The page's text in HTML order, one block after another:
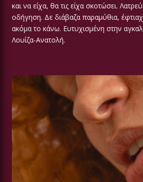
και να είχα, θα τις είχα σκοτώσει.
οδήγηση. Δε διάβαζα παραμύθια,
ακόμα το κάνω. Ευτυχισμένη στην
Λουίζα-Ανατολή.